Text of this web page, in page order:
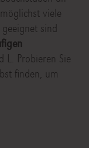
viele
sind
L. Probieren Sie
finden, um